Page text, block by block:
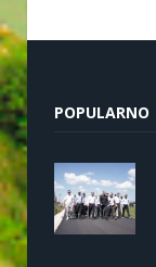
POPULARNO